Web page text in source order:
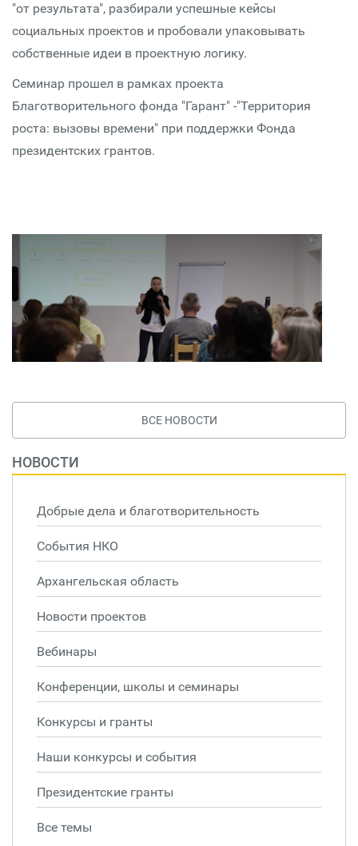
"от результата", разбирали успешные кейсы
социальных проектов и пробовали упаковывать
собственные идеи в проектную логику.
Семинар прошел в рамках проекта
Благотворительного фонда "Гарант" -"Территория
роста: вызовы времени" при поддержки Фонда
президентских грантов.
ВСЕ НОВОСТИ
НОВОСТИ
Добрые дела и благотворительность
События НКО
Архангельская область
Новости проектов
Вебинары
Конференции, школы и семинары
Конкурсы и гранты
Наши конкурсы и события
Президентские гранты
Все темы